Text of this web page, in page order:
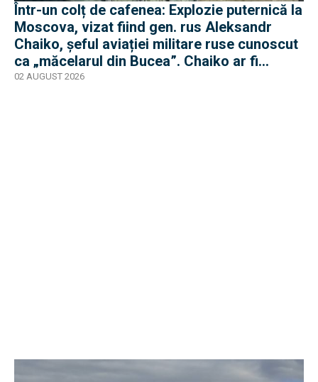
Într-un colț de cafenea: Explozie puternică la
Moscova, vizat fiind gen. rus Aleksandr
Chaiko, șeful aviației militare ruse cunoscut
ca „măcelarul din Bucea”. Chaiko ar fi
supraviețuit
02 AUGUST 2026